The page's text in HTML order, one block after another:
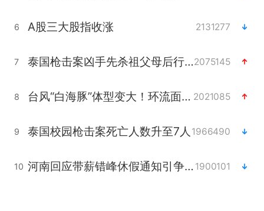
6 A股三大股指收涨 2131277
7 泰国枪击案凶手先杀祖父母后行凶2075145
8 台风“白海豚”体型变大！环流面积接近13个浙江那么大 2021085
9 泰国校园枪击案死亡人数升至7人 1966490
10 河南回应带薪错峰休假通知引争议 1900101